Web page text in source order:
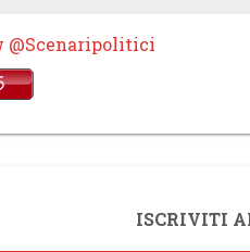
@Scenaripolitici
ISCRIVITI